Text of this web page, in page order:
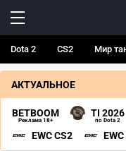
Dota 2 CS2 Мир
АКТУАЛЬНОЕ
BETBOOM
Реклама 18+
TI 2026
по Dota 2
EWC CS2